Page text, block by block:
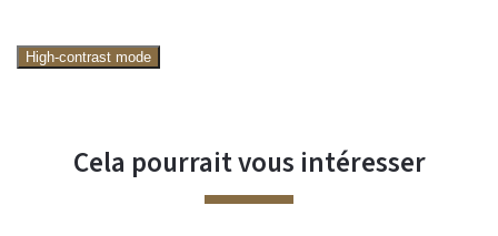
High-contrast mode
Cela pourrait vous intéresser